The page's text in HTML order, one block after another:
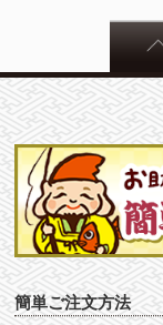
簡単ご注文方法